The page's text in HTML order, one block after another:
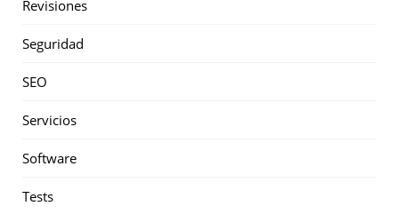
Revisiones
Seguridad
SEO
Servicios
Software
Tests